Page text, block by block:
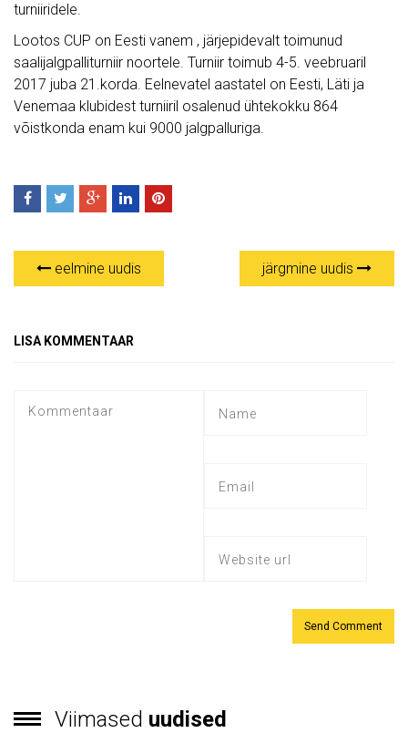
turniiridele.
Lootos CUP on Eesti vanem , järjepidevalt toimunud
saalijalgpalliturniir noortele. Turniir toimub 4-5. veebruaril
2017 juba 21.korda. Eelnevatel aastatel on Eesti, Läti ja
Venemaa klubidest turniiril osalenud ühtekokku 864
võistkonda enam kui 9000 jalgpalluriga.
eelmine uudis järgmine uudis
LISA KOMMENTAAR
Viimased uudised